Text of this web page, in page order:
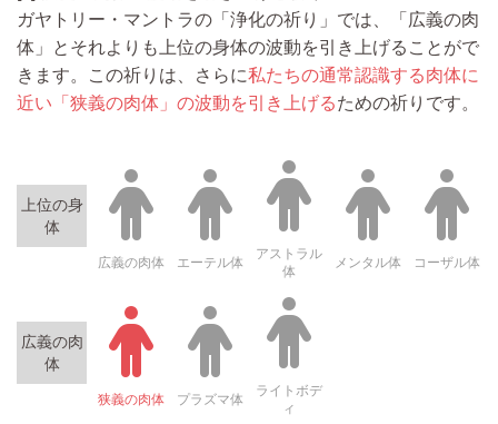
ガヤトリー・マントラの「浄化の祈り」では、「広義の肉
体」とそれよりも上位の身体の波動を引き上げることがで
きます。この祈りは、さらに私たちの通常認識する肉体に
近い「狭義の肉体」の波動を引き上げるための祈りです。
上位の身
体
広義の肉体 エーテル体
アストラル
体
メンタル体 コーザル体
広義の肉
体
狭義の肉体 プラズマ体
ライトボデ
ィ